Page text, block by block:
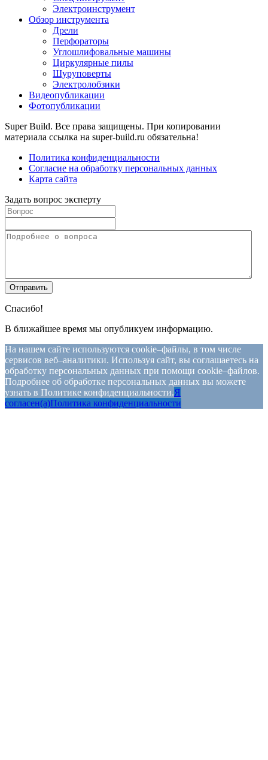
Электроинструмент
Обзор инструмента
Дрели
Перфораторы
Углошлифовальные машины
Циркулярные пилы
Шуруповерты
Электролобзики
Видеопубликации
Фотопубликации
Super Build. Все права защищены. При копировании
материала ссылка на super-build.ru обязательна!
Политика конфиденциальности
Согласие на обработку персональных данных
Карта сайта
Задать вопрос эксперту
Спасибо!
В ближайшее время мы опубликуем информацию.
На нашем сайте используются cookie–файлы, в том числе
сервисов веб–аналитики. Используя сайт, вы соглашаетесь на
обработку персональных данных при помощи cookie–файлов.
Подробнее об обработке персональных данных вы можете
узнать в Политике конфиденциальности.Я
согласен(а)Политика конфиденциальности